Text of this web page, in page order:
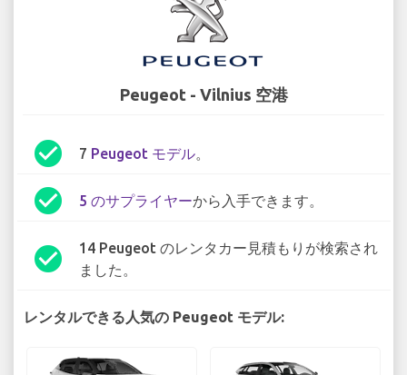
Peugeot - Vilnius 空港
check_circle 7 Peugeot モデル。
check_circle 5 のサプライヤーから入手できます。
check_circle
14 Peugeot のレンタカー見積もりが検索され
ました。
レンタルできる人気の Peugeot モデル: